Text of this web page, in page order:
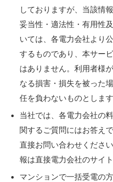
しておりますが、当該情
妥当性・適法性・有用性
いては、各電力会社より
するものであり、本サー
はありません。利用者様
なる損害・損失を被った
任を負わないものとします
当社では、各電力会社の
関するご質問にはお答え
直接お問い合わせくださ
報は直接電力会社のサイ
マンションで一括受電の